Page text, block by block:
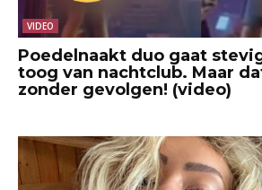
VIDEO
Poedelnaakt duo gaat
toog van nachtclub. Maar
zonder gevolgen! (video)